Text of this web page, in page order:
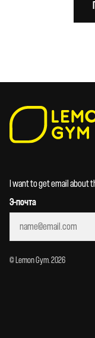
I want to get email about
Э-почта
© Lemon Gym. 2026